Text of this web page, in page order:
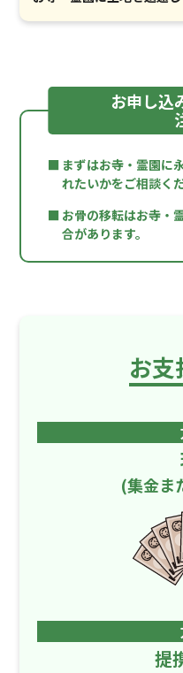
お申し込
まずはお寺・霊園に
れたいかをご相談く
お骨の移転はお寺・
合があります。
お支
(集金ま
提